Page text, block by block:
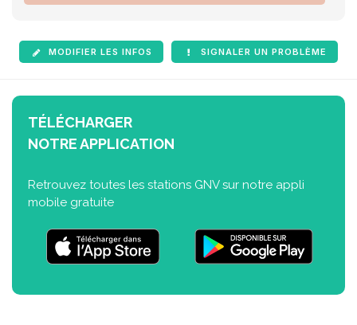
MODIFIER LES INFOS SIGNALER UN PROBLÈME
TÉLÉCHARGER
NOTRE APPLICATION
Retrouvez toutes les stations GNV sur notre appli
mobile gratuite